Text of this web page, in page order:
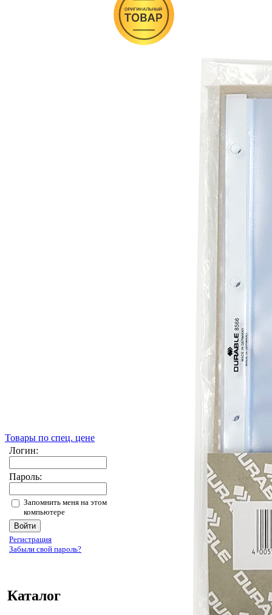
Товары по спец. цене
Логин:
Пароль:
Запомнить меня на этом
компьютере
Регистрация
Забыли свой пароль?
Каталог